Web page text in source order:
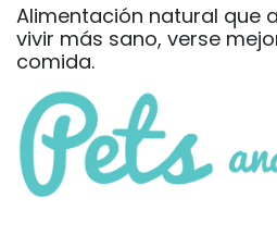
Alimentación natural que
vivir más sano, verse
comida.